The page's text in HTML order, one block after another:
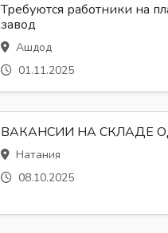
Требуются работники на
завод
Ашдод
01.11.2025
ВАКАНСИИ НА СКЛАДЕ
Натания
08.10.2025